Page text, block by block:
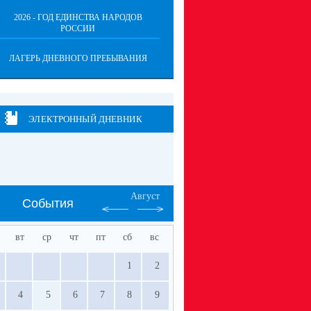
2026 - ГОД ЕДИНСТВА НАРОДОВ
РОССИИ
ЛАГЕРЬ ДНЕВНОГО ПРЕБЫВАНИЯ
ЭЛЕКТРОННЫЙ ДНЕВНИК
События
Август
вт ср чт пт сб вс
1 2
4 5 6 7 8 9